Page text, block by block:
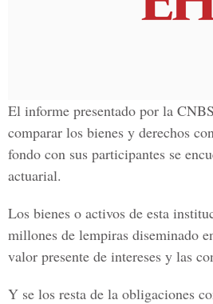
El informe presentado por la
comparar los bienes y derechos
fondo con sus participantes se
actuarial.
Los bienes o activos de esta
millones de lempiras diseminado
valor presente de intereses y las
Y se los resta de la obligaciones